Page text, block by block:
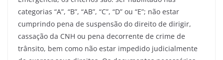
categorias “A”, “B”, “AB”, “C”, “D” ou “E”; não estar
cumprindo pena de suspensão do direito de dirigir,
cassação da CNH ou pena decorrente de crime de
trânsito, bem como não estar impedido judicialmente